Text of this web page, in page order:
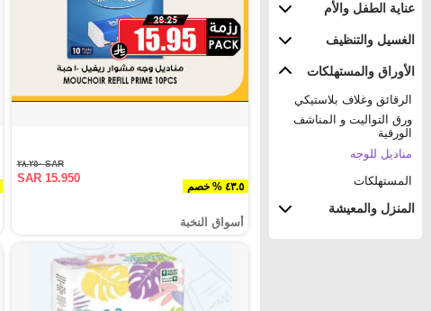
عناية الطفل والأم
الغسيل والتنظيف
الأوراق والمستهلكات
الرقائق وغلاف بلاستيكي
ورق التواليت و المناشف
الورقية
مناديل للوجه
المستهلكات
المنزل والمعيشة
٤٣.٥ % خصم
SAR ٢٨.٢٥٠
SAR 15.950
أسواق النخبة